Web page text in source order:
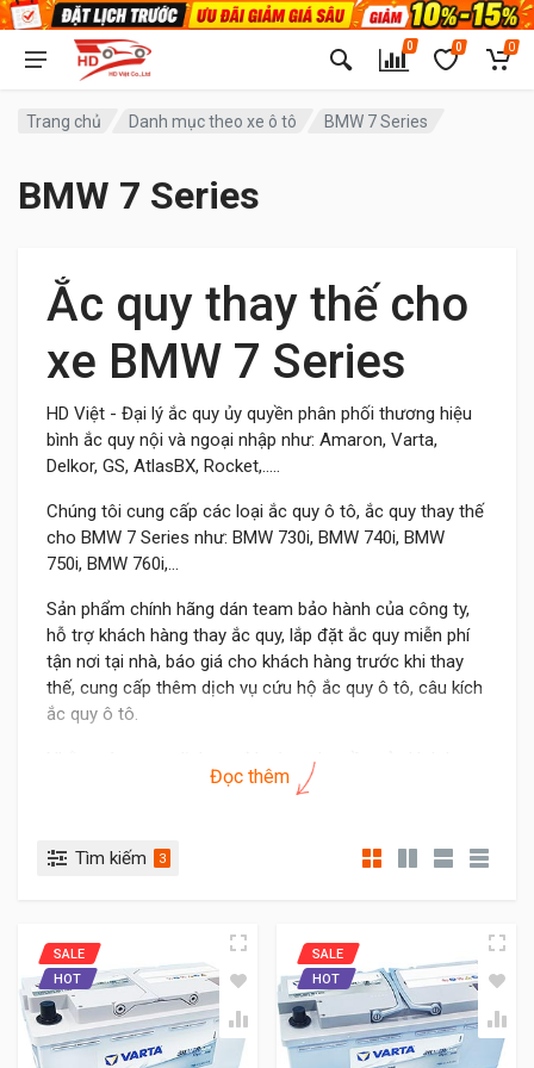
0 0 0
Trang chủ Danh mục theo xe ô tô BMW 7 Series
BMW 7 Series
Ắc quy thay thế cho
xe BMW 7 Series
HD Việt - Đại lý ắc quy ủy quyền phân phối thương hiệu
bình ắc quy nội và ngoại nhập như: Amaron, Varta,
Delkor, GS, AtlasBX, Rocket,.....
Chúng tôi cung cấp các loại ắc quy ô tô, ắc quy thay thế
cho BMW 7 Series như: BMW 730i, BMW 740i, BMW
750i, BMW 760i,...
Sản phẩm chính hãng dán team bảo hành của công ty,
hỗ trợ khách hàng thay ắc quy, lắp đặt ắc quy miễn phí
tận nơi tại nhà, báo giá cho khách hàng trước khi thay
thế, cung cấp thêm dịch vụ cứu hộ ắc quy ô tô, câu kích
ắc quy ô tô.
Nhằm nâng cao dịch vụ, đáp ứng nhu cầu của khách
hàng khi cần, Thời gian làm việc của cửa hàng 24/7 tất
Các Xe BMW 7 Series dùng bình
Tất cả các mẫu xe của BMW 7 Series tại trị trường Việt
Nam đều sử dụng bình DIN ( Din - theo tiêu chuẩn của
Đức), có cọc chìm cao bằng mặt bình ắc quy, bình AGM
( khô tuyệt đối ). Bình theo xe có thông số:
Dung lượng bình: 90Ah.
Đọc thêm
Tìm kiếm 3
SALE
HOT
SALE
HOT